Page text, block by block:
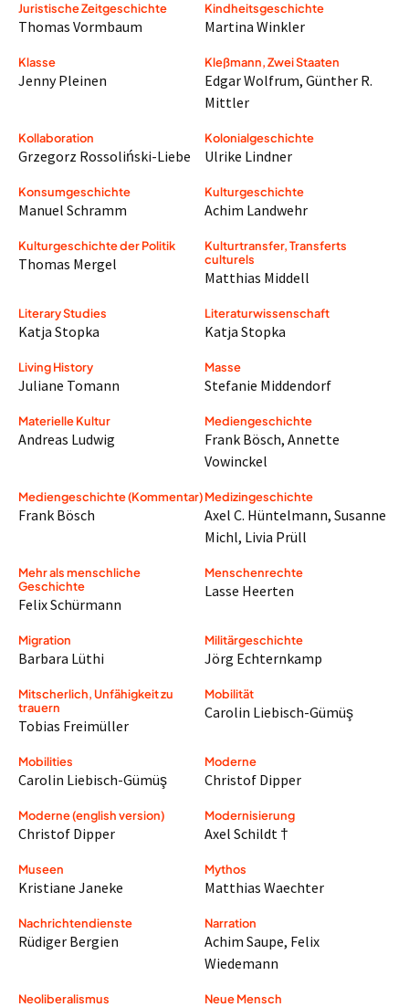
Juristische Zeitgeschichte
Thomas Vormbaum
Kindheitsgeschichte
Martina Winkler
Klasse
Jenny Pleinen
Kleßmann, Zwei Staaten
Edgar Wolfrum, Günther R.
Mittler
Kollaboration
Grzegorz Rossoliński-Liebe
Kolonialgeschichte
Ulrike Lindner
Konsumgeschichte
Manuel Schramm
Kulturgeschichte
Achim Landwehr
Kulturgeschichte der Politik
Thomas Mergel
Kulturtransfer, Transferts
culturels
Matthias Middell
Literary Studies
Katja Stopka
Literaturwissenschaft
Katja Stopka
Living History
Juliane Tomann
Masse
Stefanie Middendorf
Materielle Kultur
Andreas Ludwig
Mediengeschichte
Frank Bösch, Annette
Vowinckel
Mediengeschichte (Kommentar)
Frank Bösch
Medizingeschichte
Axel C. Hüntelmann, Susanne
Michl, Livia Prüll
Mehr als menschliche
Geschichte
Felix Schürmann
Menschenrechte
Lasse Heerten
Migration
Barbara Lüthi
Militärgeschichte
Jörg Echternkamp
Mitscherlich, Unfähigkeit zu
trauern
Tobias Freimüller
Mobilität
Carolin Liebisch-Gümüş
Mobilities
Carolin Liebisch-Gümüş
Moderne
Christof Dipper
Moderne (english version)
Christof Dipper
Modernisierung
Axel Schildt †
Museen
Kristiane Janeke
Mythos
Matthias Waechter
Nachrichtendienste
Rüdiger Bergien
Narration
Achim Saupe, Felix
Wiedemann
Neoliberalismus Neue Mensch